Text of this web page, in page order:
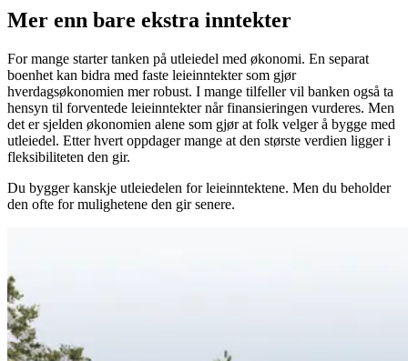
Mer enn bare ekstra inntekter
For mange starter tanken på utleiedel med økonomi. En separat
boenhet kan bidra med faste leieinntekter som gjør
hverdagsøkonomien mer robust. I mange tilfeller vil banken også ta
hensyn til forventede leieinntekter når finansieringen vurderes. Men
det er sjelden økonomien alene som gjør at folk velger å bygge med
utleiedel. Etter hvert oppdager mange at den største verdien ligger i
fleksibiliteten den gir.
Du bygger kanskje utleiedelen for leieinntektene. Men du beholder
den ofte for mulighetene den gir senere.